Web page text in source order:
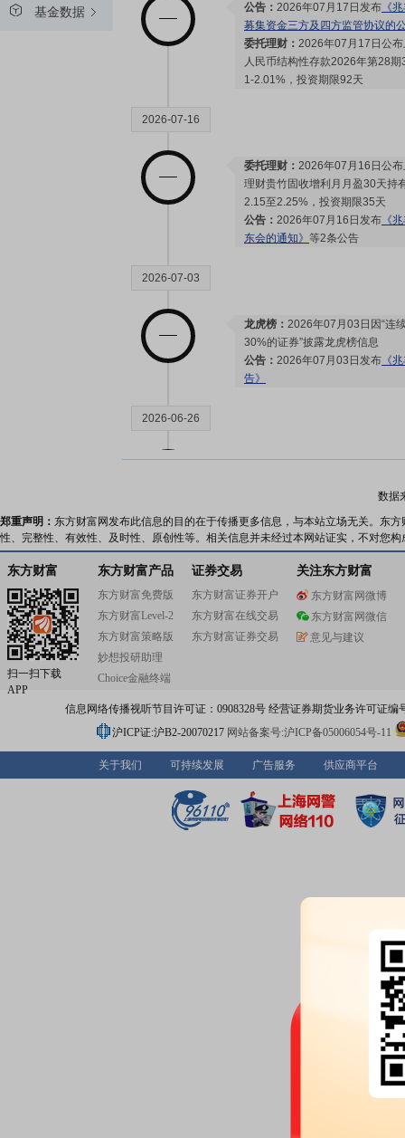
基金数据 公告： 2026年07月17日发布 《
募集资金三方及四方监管协议的
委托理财： 2026年07月17日公
人民币结构性存款2026年第28
1-2.01%，投资期限92天
2026-07-16
委托理财： 2026年07月16日公
理财贵竹固收增利月月盈30天持
2.15至2.25%，投资期限35天
公告： 2026年07月16日发布 《
东会的通知》 等2条公告
2026-07-03
龙虎榜： 2026年07月03日因“连
30%的证券”披露龙虎榜信息
公告： 2026年07月03日发布 《
告》
2026-06-26
2026年06月26日公
人民币结构性存款2026年第24
2.01或2.21%，投资期限92天
委托理财：2026年06月26日公
人民币结构性存款2026年第25
1或2.01或2.21%，投资期限92天
委托理财：2026年06月26日公
1或2.04或2.24%，投资期限91天
2026-06-23
公告：2026年06月23日发布《
则》等13条公告
2026-06-22
日与绵阳科技城创业投资基金合
书》(以下简称“转让协议”)。绵
份额(对应认缴金额人民币
司拟以自有资金人民币2,675万
12.6537%的财产份额(绵阳科创
同时,公司与昆山玖兆康乾投资
科创投资共同签署了《嘉兴玖兆
议》(以下简称“合伙协议”)。本
人之一,认缴出资额为人民币
持有玖兆鑫逸12.6537%的财产
数据
郑重声明： 东方财富网发布此信息的目的在于传播更多信息，与本站立场无关。东
性、完整性、有效性、及时性、原创性等。相关信息并未经过本网站证实，不对您
东方财富
扫一扫下载
APP
东方财富产品
东方财富免费版
东方财富Level-2
东方财富策略版
妙想投研助理
Choice金融终端
证券交易
东方财富证券开户
东方财富在线交易
东方财富证券交易
关注东方财富
东方财富网微博
东方财富网微信
意见与建议
信息网络传播视听节目许可证：0908328号 经营证券期货业务许可证编
沪ICP证:沪B2-20070217 网站备案号:沪ICP备05006054号-11
关于我们 可持续发展 广告服务 供应商平台